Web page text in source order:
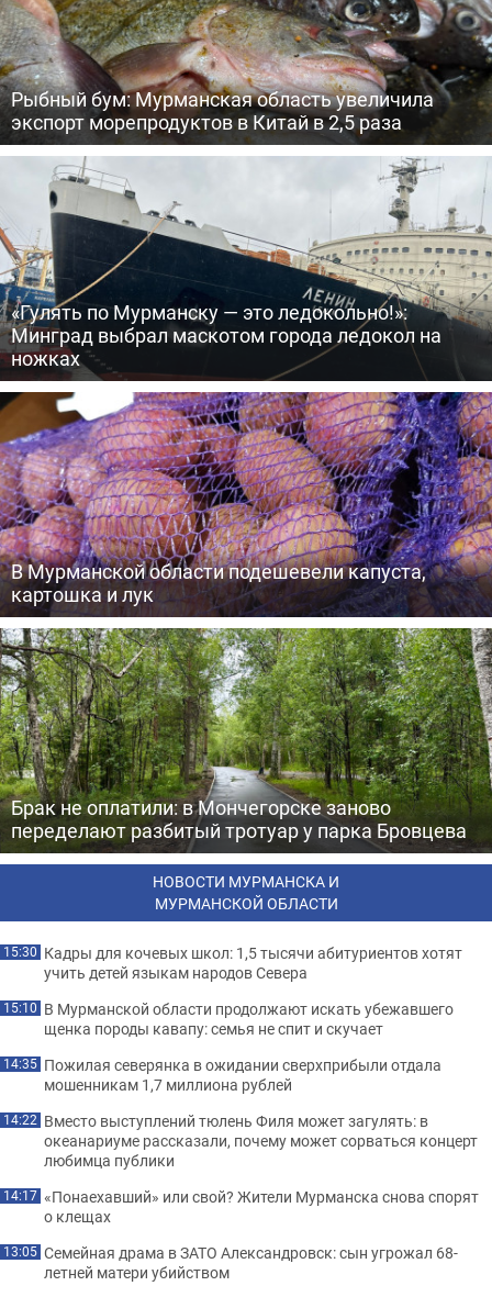
Рыбный бум: Мурманская область увеличила
экспорт морепродуктов в Китай в 2,5 раза
«Гулять по Мурманску — это ледокольно!»:
Минград выбрал маскотом города ледокол на
ножках
В Мурманской области подешевели капуста,
картошка и лук
Брак не оплатили: в Мончегорске заново
переделают разбитый тротуар у парка Бровцева
НОВОСТИ МУРМАНСКА И
МУРМАНСКОЙ ОБЛАСТИ
15:30 Кадры для кочевых школ: 1,5 тысячи абитуриентов хотят
учить детей языкам народов Севера
15:10 В Мурманской области продолжают искать убежавшего
щенка породы кавапу: семья не спит и скучает
14:35 Пожилая северянка в ожидании сверхприбыли отдала
мошенникам 1,7 миллиона рублей
14:22 Вместо выступлений тюлень Филя может загулять: в
океанариуме рассказали, почему может сорваться концерт
любимца публики
14:17 «Понаехавший» или свой? Жители Мурманска снова спорят
о клещах
13:05 Семейная драма в ЗАТО Александровск: сын угрожал 68-
летней матери убийством